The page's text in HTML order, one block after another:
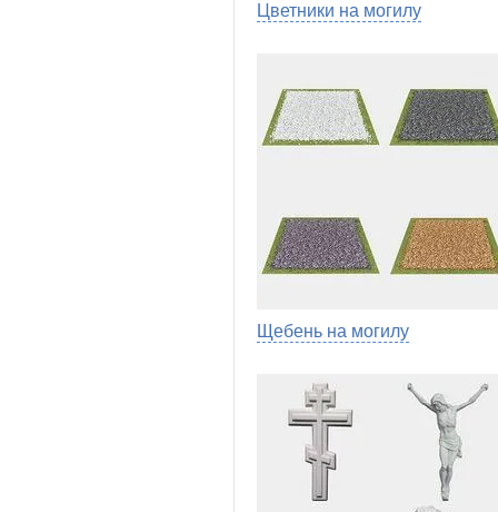
Цветники на могилу
Щебень на могилу